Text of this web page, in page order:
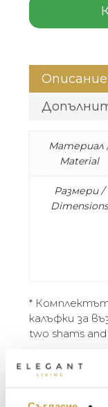
Описание
Материал
Material
Размери /
Dimensions
*
калъфки за
two shams
Изработен
египетски